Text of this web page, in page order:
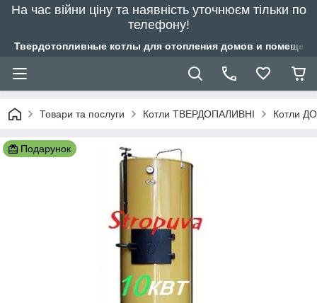
На час війни ціну та наявність уточнюєм тільки по
телефону!
Твердотопливные котлы для отопления домов и
Товари та послуги Котли ТВЕРДОПАЛИВНІ Котли
Подарунок